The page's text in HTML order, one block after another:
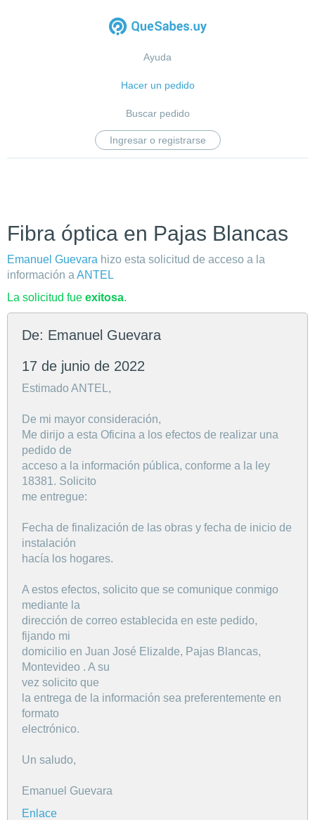
Ayuda
Hacer un pedido
Buscar pedido
Ingresar o registrarse
Fibra óptica en Pajas Blancas
Emanuel Guevara hizo esta solicitud de acceso a la
información a ANTEL
La solicitud fue exitosa.
De: Emanuel Guevara
17 de junio de 2022
Estimado ANTEL,
De mi mayor consideración,
Me dirijo a esta Oficina a los efectos de realizar una
pedido de
acceso a la información pública, conforme a la ley
18381. Solicito
me entregue:
Fecha de finalización de las obras y fecha de inicio de
instalación
hacía los hogares.
A estos efectos, solicito que se comunique conmigo
mediante la
dirección de correo establecida en este pedido,
fijando mi
domicilio en Juan José Elizalde, Pajas Blancas,
Montevideo . A su
vez solicito que
la entrega de la información sea preferentemente en
formato
electrónico.
Un saludo,
Emanuel Guevara
Enlace